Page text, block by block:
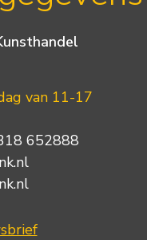
van 11-17
652888